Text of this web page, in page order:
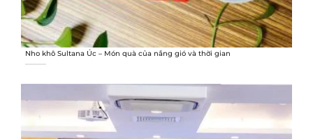
Nho khô Sultana Úc – Món quà của nắng gió và thời gian